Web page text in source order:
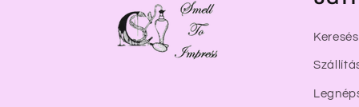
Keresés